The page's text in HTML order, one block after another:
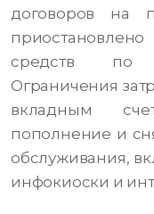
договоров на
средств по
Ограничения
вкладным
пополнение и
обслуживания,
инфокиоски и